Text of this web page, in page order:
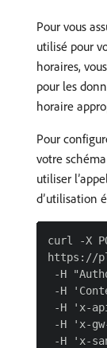
Pour vous
utilisé pour
horaires,
pour les
horaire
Pour
votre
utiliser
d’utilisation
curl -X
https://
-H
-H
-H 'x-
-H 'x-
-H 'x-